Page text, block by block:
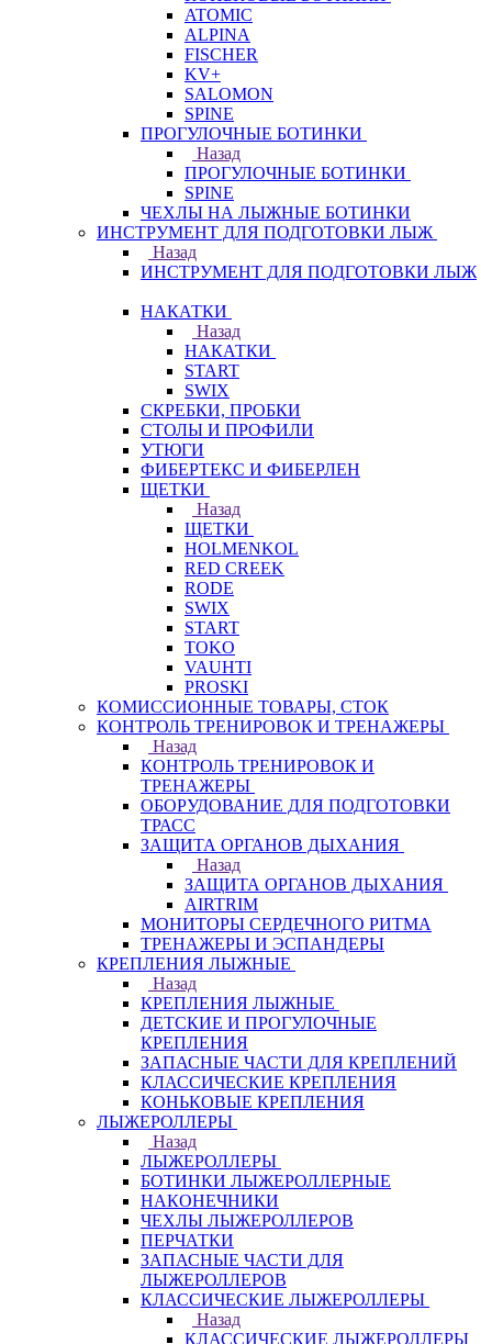
ATOMIC
ALPINA
FISCHER
KV+
SALOMON
SPINE
ПРОГУЛОЧНЫЕ БОТИНКИ
Назад
ПРОГУЛОЧНЫЕ БОТИНКИ
SPINE
ЧЕХЛЫ НА ЛЫЖНЫЕ БОТИНКИ
ИНСТРУМЕНТ ДЛЯ ПОДГОТОВКИ ЛЫЖ
Назад
ИНСТРУМЕНТ ДЛЯ ПОДГОТОВКИ ЛЫЖ
НАКАТКИ
Назад
НАКАТКИ
START
SWIX
СКРЕБКИ, ПРОБКИ
СТОЛЫ И ПРОФИЛИ
УТЮГИ
ФИБЕРТЕКС И ФИБЕРЛЕН
ЩЕТКИ
Назад
ЩЕТКИ
HOLMENKOL
RED CREEK
RODE
SWIX
START
TOKO
VAUHTI
PROSKI
КОМИССИОННЫЕ ТОВАРЫ, СТОК
КОНТРОЛЬ ТРЕНИРОВОК И ТРЕНАЖЕРЫ
Назад
КОНТРОЛЬ ТРЕНИРОВОК И
ТРЕНАЖЕРЫ
ОБОРУДОВАНИЕ ДЛЯ ПОДГОТОВКИ
ТРАСС
ЗАЩИТА ОРГАНОВ ДЫХАНИЯ
Назад
ЗАЩИТА ОРГАНОВ ДЫХАНИЯ
AIRTRIM
МОНИТОРЫ СЕРДЕЧНОГО РИТМА
ТРЕНАЖЕРЫ И ЭСПАНДЕРЫ
КРЕПЛЕНИЯ ЛЫЖНЫЕ
Назад
КРЕПЛЕНИЯ ЛЫЖНЫЕ
ДЕТСКИЕ И ПРОГУЛОЧНЫЕ
КРЕПЛЕНИЯ
ЗАПАСНЫЕ ЧАСТИ ДЛЯ КРЕПЛЕНИЙ
КЛАССИЧЕСКИЕ КРЕПЛЕНИЯ
КОНЬКОВЫЕ КРЕПЛЕНИЯ
ЛЫЖЕРОЛЛЕРЫ
Назад
ЛЫЖЕРОЛЛЕРЫ
БОТИНКИ ЛЫЖЕРОЛЛЕРНЫЕ
НАКОНЕЧНИКИ
ЧЕХЛЫ ЛЫЖЕРОЛЛЕРОВ
ПЕРЧАТКИ
ЗАПАСНЫЕ ЧАСТИ ДЛЯ
ЛЫЖЕРОЛЛЕРОВ
КЛАССИЧЕСКИЕ ЛЫЖЕРОЛЛЕРЫ
Назад
КЛАССИЧЕСКИЕ ЛЫЖЕРОЛЛЕРЫ